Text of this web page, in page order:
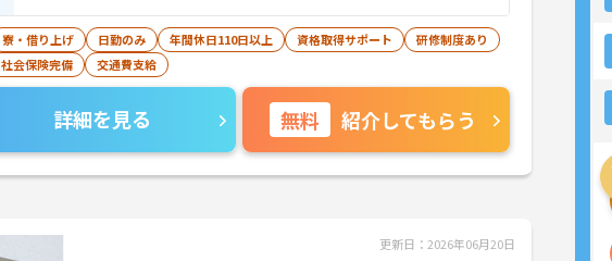
寮・借り上げ 日勤のみ 年間休日110日以上 資格取得サポート
研修制度あり
社会保険完備 交通費支給
詳細を見る 無料 紹介してもらう
更新日：2026年06月20日